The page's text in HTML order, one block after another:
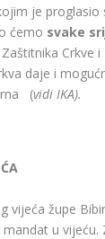
je
ćemo svake
Crkve
daje i
(vidi IKA).
vijeća župe
u